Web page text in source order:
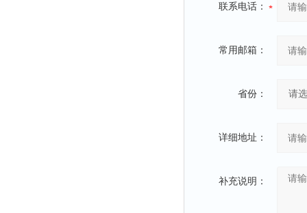
联系电话：
常用邮箱：
省份：
详细地址：
补充说明：